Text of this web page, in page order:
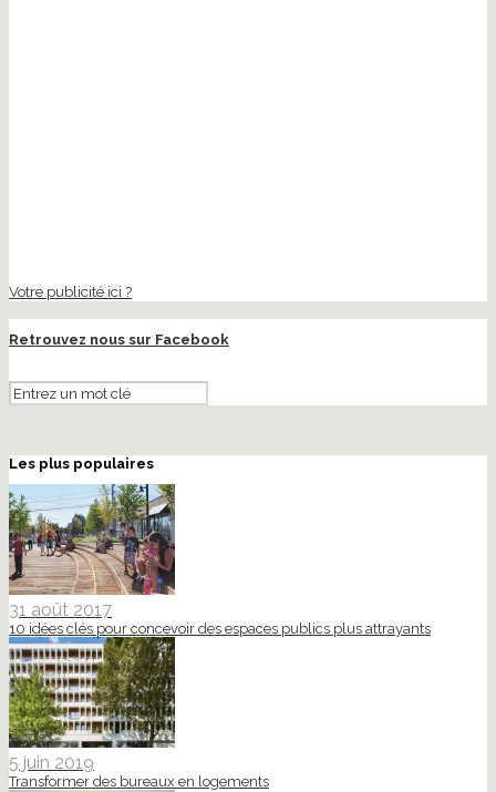
Votre publicité ici ?
Retrouvez nous sur Facebook
Les plus populaires
31 août 2017
10 idées clés pour concevoir des espaces publics plus attrayants
5 juin 2019
Transformer des bureaux en logements